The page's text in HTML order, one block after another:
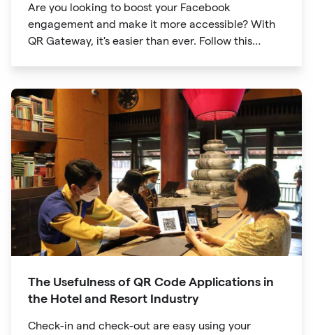
Are you looking to boost your Facebook
engagement and make it more accessible? With
QR Gateway, it's easier than ever. Follow this
The Usefulness of QR Code Applications in
the Hotel and Resort Industry
Check-in and check-out are easy using your